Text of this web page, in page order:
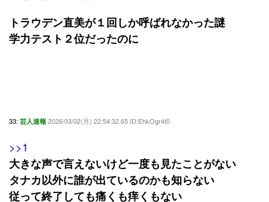
トラウデン直美が１回しか呼ばれなかった謎
学力テスト２位だったのに
33: 芸人速報 2026/03/02(月) 22:54:32.65 ID:EhkOgr4t0
>>1
大きな声で言えないけど一度も見たことがない
タナカ以外に誰が出ているのかも知らない
従って終了しても痛くも痒くもない